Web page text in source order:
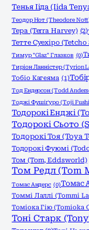
Тенья Ііда (Iida
Теодор Нот (Theodore
Тера (Terra Harvey) (2)
Тетте Суехіро (Tetcho
Тимур "Glaz" Глазков (0)
Тиріон Ланністер (Tyrion
Тобіо Кагеяма (1)
Тод Ендерсон (Todd
Тоджі Фушіґуро (Toji
Тодорокі Енджі
Тодорокі Сьото
Тодорокі Тоя (Toya
Тодорокі Фуюмі
Том (Tom, Eddsworld)
Том Редл (Tom
Томас Андерс (0)Томас
Томмі Лаллі (Tommi
Томіока Гію (Tomioka
Тоні Старк